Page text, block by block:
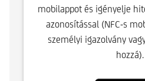
mobilappot és igényelje
azonosítással (NFC-s
személyi igazolvány
hozzá).